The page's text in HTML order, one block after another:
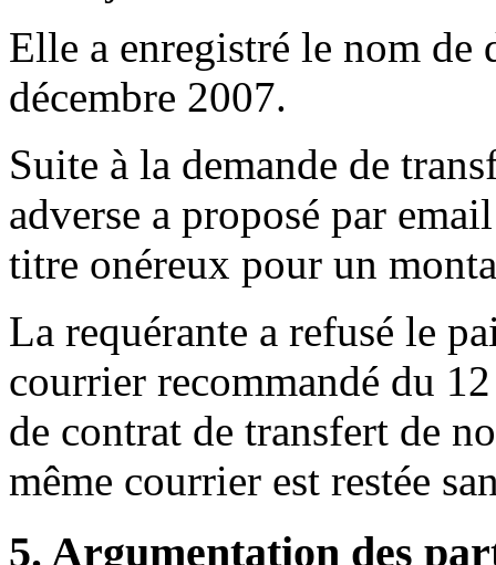
Elle a enregistré le nom de
décembre 2007.
Suite à la demande de
adverse a proposé par
titre onéreux pour un
La requérante a refusé le
courrier recommandé du
de contrat de transfert de
même courrier est restée
5. Argumentation des